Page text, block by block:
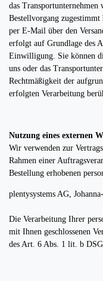
das
Bestellvorgang
per E-Mail über den
erfolgt auf Grundlage des
Einwilligung. Sie können
uns oder das
Rechtmäßigkeit der
erfolgten Verarbeitung
Nutzung eines externen
Wir verwenden zur
Rahmen einer
Bestellung erhobenen
plentysystems AG,
Die Verarbeitung Ihrer
mit Ihnen geschlossenen
des Art. 6 Abs. 1 lit. b